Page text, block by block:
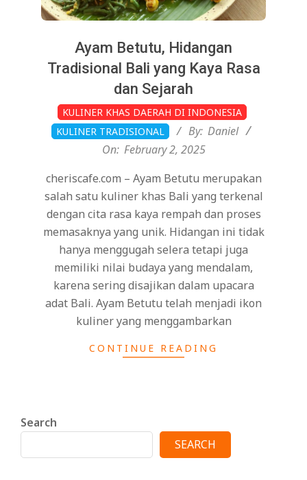
Ayam Betutu, Hidangan
Tradisional Bali yang Kaya Rasa
dan Sejarah
2025-
02-
02
KULINER KHAS DAERAH DI INDONESIA
KULINER TRADISIONAL
By: Daniel
On: February 2, 2025
cheriscafe.com – Ayam Betutu merupakan
salah satu kuliner khas Bali yang terkenal
dengan cita rasa kaya rempah dan proses
memasaknya yang unik. Hidangan ini tidak
hanya menggugah selera tetapi juga
memiliki nilai budaya yang mendalam,
karena sering disajikan dalam upacara
adat Bali. Ayam Betutu telah menjadi ikon
kuliner yang menggambarkan
CONTINUE READING
Search
SEARCH